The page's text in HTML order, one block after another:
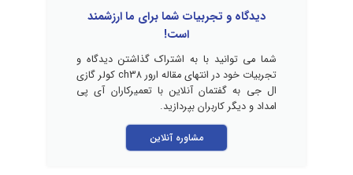
دیدگاه و تجربیات شما برای ما ارزشمند
است!
شما می توانید با به اشتراک گذاشتن دیدگاه و
تجربیات خود در انتهای مقاله ارور ch38 کولر گازی
ال جی به گفتمان آنلاین با تعمیرکاران آی پی
امداد و دیگر کاربران بپردازید.
مشاوره آنلاین